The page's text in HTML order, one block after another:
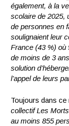
également, à la
scolaire de 2025,
de personnes en
soulignaient leur
France (43 %) où
de moins de 3
solution
l’appel de leurs
Toujours dans
collectif Les
au moins 855